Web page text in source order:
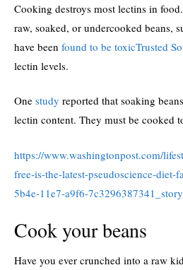
Cooking destroys most lectins in
raw, soaked, or undercooked beans,
have been found to be toxicTrusted
lectin levels.
One study reported that soaking
lectin content. They must be cooked
https://www.washingtonpost.com/
free-is-the-latest-pseudoscience-
5b4e-11e7-a9f6-
Cook your beans
Have you ever crunched into a raw